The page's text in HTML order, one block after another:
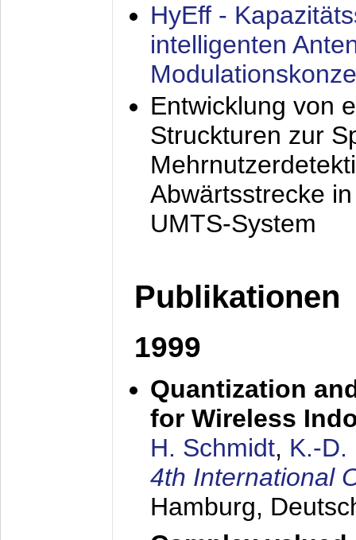
HyEff -
intelligenten
Entwicklung von
Struckturen zur
Abwärtsstrecke
UMTS-System
Publikationen
1999
Quantization
for Wireless
H. Schmidt, K.-D.
4th International
Hamburg,